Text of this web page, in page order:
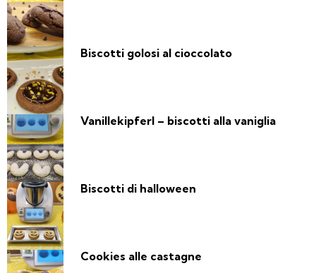
Biscotti golosi al cioccolato
Vanillekipferl – biscotti alla vaniglia
Biscotti di halloween
Cookies alle castagne